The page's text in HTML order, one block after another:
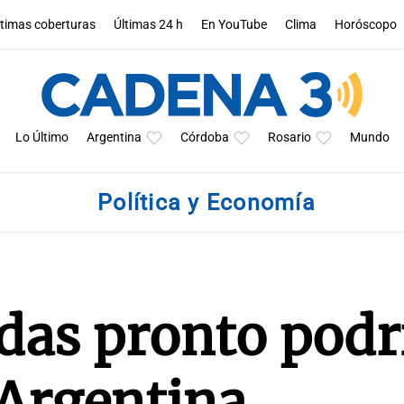
coberturas Últimas 24 h En YouTube Clima Horóscopo
Lo Último Argentina Córdoba Rosario Mundo
Política y Economía
pronto